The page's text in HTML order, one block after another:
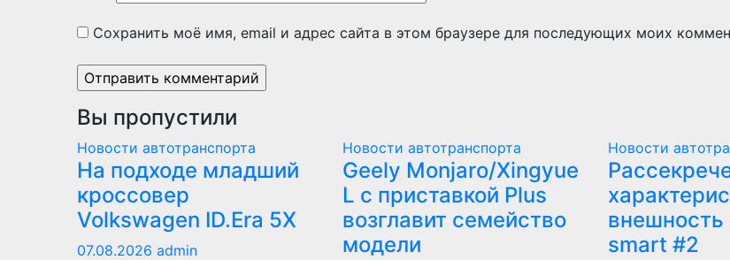
Сохранить моё имя, email и адрес сайта в этом браузере для последующих моих
Вы пропустили
Новости автотранспорта
На подходе младший
кроссовер
Volkswagen ID.Era 5X
07.08.2026 admin
Новости автотранспорта
Geely Monjaro/Xingyue
L с приставкой Plus
возглавит семейство
модели
Новости
внешность
smart #2